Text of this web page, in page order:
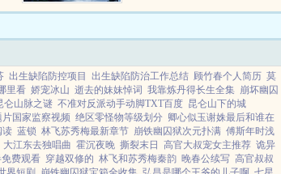
明升暗降，一路沉浮，直至权力巅
出生缺陷防控项目 出生缺陷防治工作总结 顾竹春个人简历 莫
里看 娇宠冰山 逝去的妹妹悼词 我靠炼丹得长生全集 崩坏幽囚
仑山脉之谜 不准对反派动手动脚TXT百度 昆仑山下的城
片国家监察视频 绝区零怪物等级划分 卿心似玉谢姝最后和谁在
读 蓝锁 林飞苏秀梅最新章节 崩铁幽囚狱次元扑满 傅斯年时浅
大江东去独唱曲 霍沉夜晚 撕裂末日 高官大叔宠女主推荐 诡异
费观看 穿越双修的 林飞和苏秀梅秦韵 晚春公续写 高官叔叔